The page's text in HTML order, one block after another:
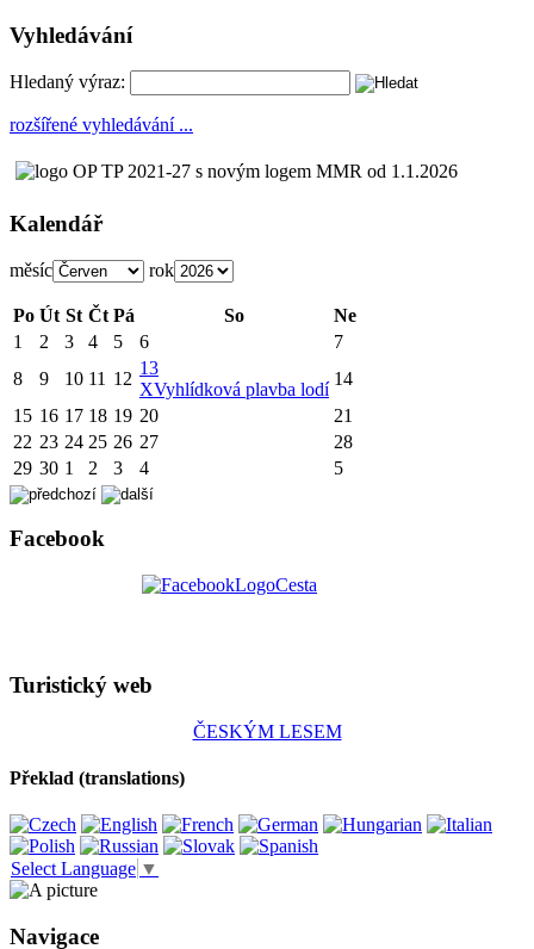
Vyhledávání
Hledaný výraz:
rozšířené vyhledávání ...
Kalendář
měsíc rok
Po Út St Čt Pá So
Ne
1
2 3 4 5 6
7
8
9 10 11 12
13
XVyhlídková plavba lodí
14
15 16 17 18 19 20
21
22 23 24 25 26 27
28
29 30 1 2 3 4 5
Facebook
Turistický web
ČESKÝM LESEM
Překlad (translations)
Select Language ▼
Navigace